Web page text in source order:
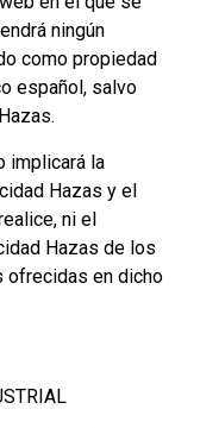
ningún
como propiedad
español, salvo
implicará la
Hazas y el
ni el
Hazas de los
en dicho